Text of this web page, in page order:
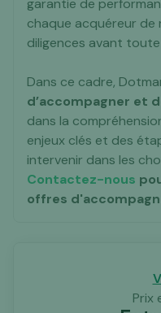
garantie de
chaque acquéreur de
diligences avant
Dans ce cadre,
d’accompagner et
dans la
enjeux clés et des
intervenir dans les
Contactez-nous
offres
Prix